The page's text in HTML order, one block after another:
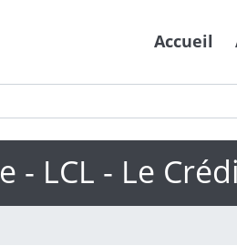
Accueil
- LCL - Le